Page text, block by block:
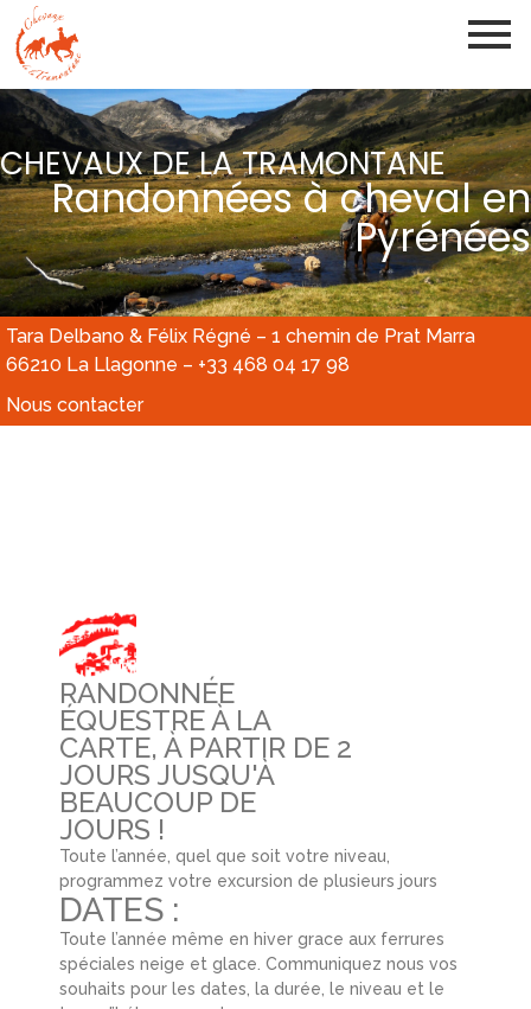
CHEVAUX DE LA TRAMONTANE
Randonnées à cheval en
Pyrénées
Tara Delbano & Félix Régné – 1 chemin de Prat Marra
66210 La Llagonne – +33 468 04 17 98
Nous contacter
RANDONNÉE
ÉQUESTRE À LA
CARTE, À PARTIR DE 2
JOURS JUSQU'À
BEAUCOUP DE
JOURS !
Toute l’année, quel que soit votre niveau,
programmez votre excursion de plusieurs jours
DATES :
Toute l’année même en hiver grace aux ferrures
spéciales neige et glace. Communiquez nous vos
souhaits pour les dates, la durée, le niveau et le